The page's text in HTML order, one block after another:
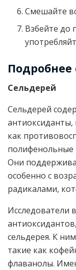
Смешайте
Взбейте до
Подробнее
Сельдерей
Сельдерей
антиоксиданты,
как
полифенольные
Они
особенно с
радикалами,
Исследователи
сельдерея. К
такие как
флаванолы.